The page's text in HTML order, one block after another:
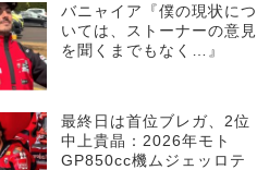
バニャイア『僕の現状につ
いては、ストーナーの意見
を聞くまでもなく…』
最終日は首位ブレガ、2位
中上貴晶：2026年モト
GP850cc機ムジェッロテ